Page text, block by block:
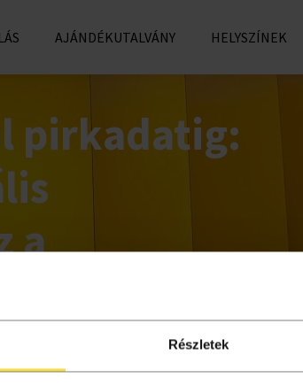
Részletek
AJÁNDÉKUTALVÁNY HELYSZÍNEK
pirkadatig:
a